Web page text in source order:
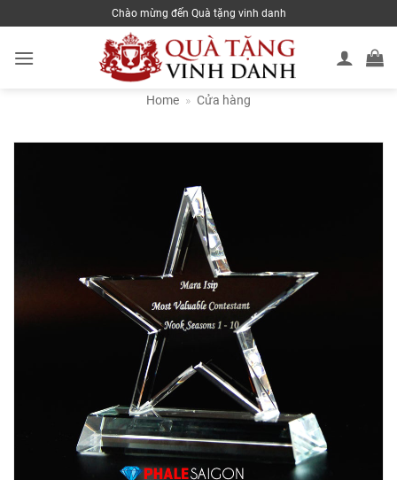
to
content
Chào mừng đến Quà tặng vinh danh
Home » Cửa hàng